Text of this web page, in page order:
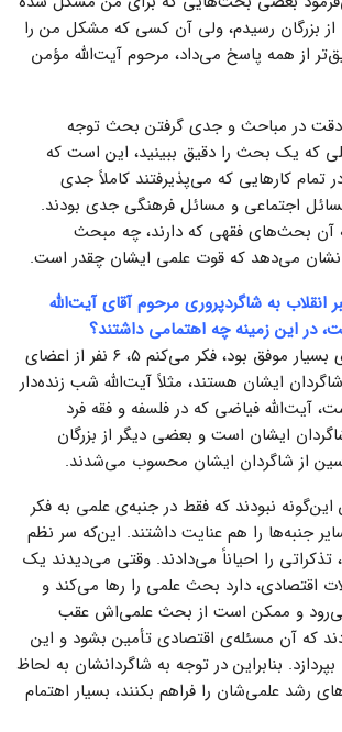
بزرگان رسیدم، ولی آن کسی که مشکل من را
از همه پاسخ می‌داد، مرحوم آیت‌الله مؤمن
دقت در مباحث و جدی گرفتن بحث توجه
که یک بحث را دقیق ببینید، این است که
تمام کارهایی که می‌پذیرفتند کاملاً جدی
اجتماعی و مسائل فرهنگی جدی بودند.
آن بحث‌های فقهی که دارند، چه مبحث
نشان می‌دهد که قوت علمی ایشان چقدر است.
انقلاب به شاگردپروری مرحوم آقای آیت‌الله
در این زمینه چه اهتمامی داشتند؟
ایشان در شاگردپروری بسیار موفق بود، فکر می‌کنم ۵، ۶ نفر از اعضای
ایشان هستند، مثلاً آیت‌الله شب زنده‌دار
آیت‌الله فیاضی که در فلسفه و فقه فرد
ایشان است و بعضی دیگر از بزرگان
از شاگردان ایشان محسوب می‌شدند.
نبودند که فقط در جنبه‌ی علمی به فکر
جنبه‌ها را هم عنایت داشتند. این‌که سر نظم
تذکراتی را احیاناً می‌دادند. وقتی می‌دیدند یک
اقتصادی، دارد بحث علمی را رها می‌کند و
و ممکن است از بحث علمی‌اش عقب
که آن مسئله‌ی اقتصادی تأمین بشود و این
بنابراین در توجه به شاگردانشان به لحاظ
رشد علمی‌شان را فراهم بکنند، بسیار اهتمام